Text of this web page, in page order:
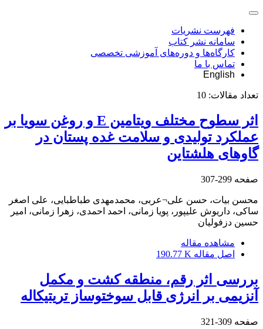
فهرست نشریات
سامانه نشر کتاب
کارگاه‌ها و دوره‌های آموزشی تخصصی
تماس با ما
English
تعداد مقالات: 10
اثر سطوح مختلف ویتامین E و روغن سویا بر
عملکرد تولیدی و سلامت غده پستان در
گاوهای هلشتاین
صفحه 299-307
محسن بیات، حسن علی¬عربی، محمدمهدی طباطبایی، علی اصغر
ساکی، داریوش علیپور، پویا زمانی، احمد احمدی، زهرا زمانی، امیر
حسین دزفولیان
مشاهده مقاله
اصل مقاله 190.77 K
بررسی اثر رقم، منطقه کشت و مکمل
آنزیمی بر انرژی قابل سوخت‎وساز تریتیکاله
صفحه 309-321